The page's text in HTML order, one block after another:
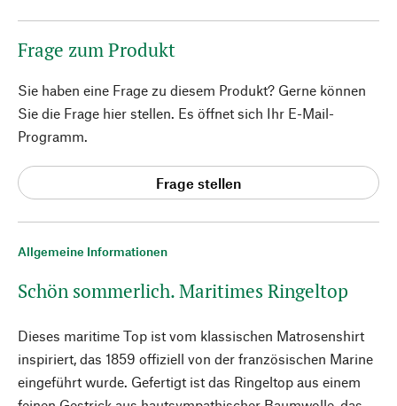
Allgemeine Informationen
Schön sommerlich. Maritimes Ringeltop
Dieses maritime Top ist vom klassischen Matrosenshirt
inspiriert, das 1859 offiziell von der französischen Marine
eingeführt wurde. Gefertigt ist das Ringeltop aus einem
Frage zum Produkt
Sie haben eine Frage zu diesem Produkt? Gerne können
Sie die Frage hier stellen. Es öffnet sich Ihr E-Mail-
Programm.
Frage stellen